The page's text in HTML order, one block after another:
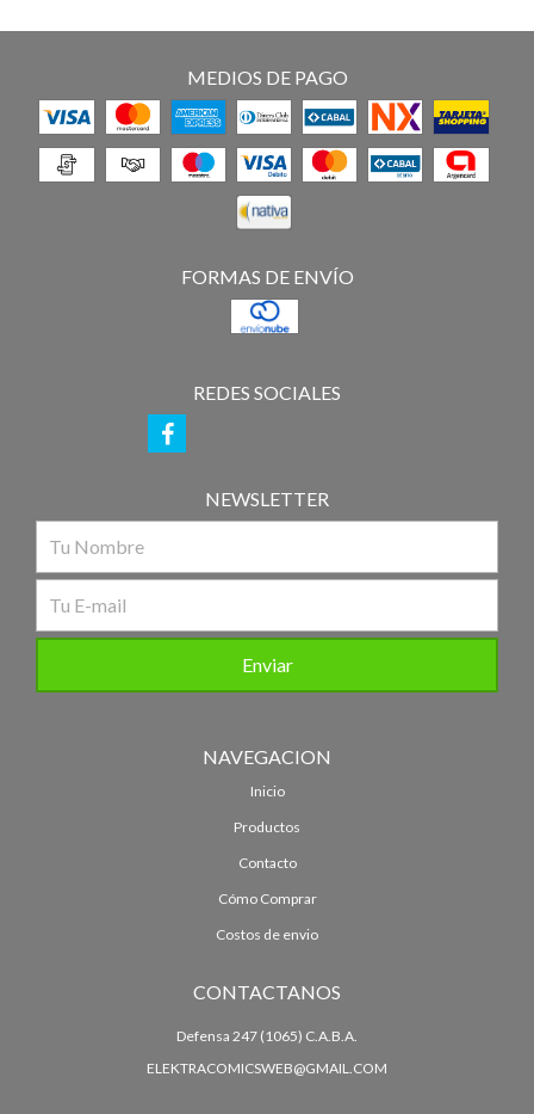
MEDIOS DE PAGO
FORMAS DE ENVÍO
REDES SOCIALES
NEWSLETTER
NAVEGACION
Inicio
Productos
Contacto
Cómo Comprar
Costos de envio
CONTACTANOS
Defensa 247 (1065) C.A.B.A.
ELEKTRACOMICSWEB@GMAIL.COM